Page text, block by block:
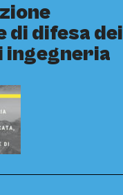
difesa dei
ingegneria